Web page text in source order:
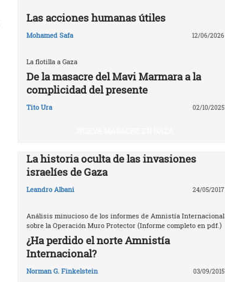
Las acciones humanas útiles
Mohamed Safa 12/06/2026
La flotilla a Gaza
De la masacre del Mavi Marmara a la
complicidad del presente
Tito Ura 02/10/2025
La historia oculta de las invasiones
israelíes de Gaza
Leandro Albani 24/05/2017
Análisis minucioso de los informes de Amnistía Internacional
sobre la Operación Muro Protector (Informe completo en pdf.)
¿Ha perdido el norte Amnistía
Internacional?
Norman G. Finkelstein 03/09/2015